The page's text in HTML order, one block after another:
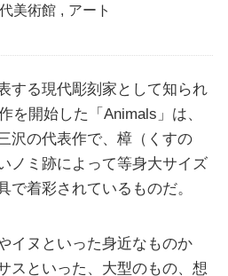
美術館 , アート
する現代彫刻家として知られ
を開始した「Animals」は、
沢の代表作で、樟（くすの
ノミ跡によって等身大サイズ
で着彩されているものだ。
イヌといった身近なものか
スといった、大型のもの、想